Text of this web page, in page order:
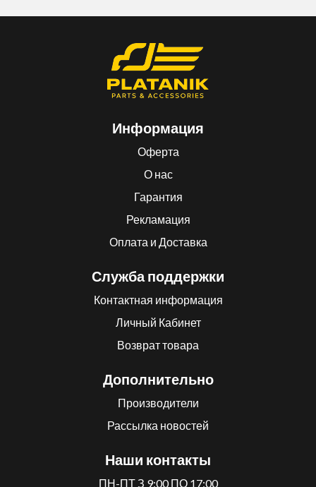
Информация
Оферта
О нас
Гарантия
Рекламация
Оплата и Доставка
Служба поддержки
Контактная информация
Личный Кабинет
Возврат товара
Дополнительно
Производители
Рассылка новостей
Наши контакты
ПН-ПТ З 9:00 ПО 17:00